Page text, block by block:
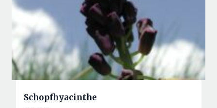
Schopfhyacinthe